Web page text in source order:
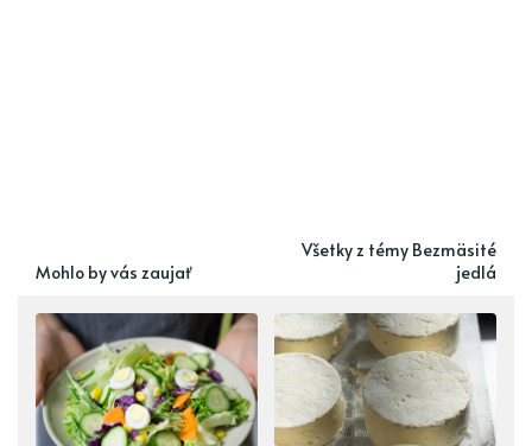
Mohlo by vás zaujať
Všetky z témy Bezmäsité
jedlá